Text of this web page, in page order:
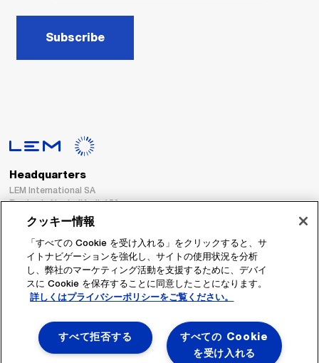
Subscribe
Headquarters
LEM International SA
Route du Nant-d’Avril, 152
1217 Meyrin
Switzerland
Tel. :
+41 22 706 11 11
Fax : +41 22 794 94 78
フォローする
クッキー情報
「すべての Cookie を受け入れる」をクリックすると、サ
イトナビゲーションを強化し、サイトの使用状況を分析
し、弊社のマーケティング活動を支援するために、デバイ
スに Cookie を保存することに同意したことになります。
詳しくはプライバシーポリシーをご覧ください。
すべての Cookie
を受け入れる
すべて拒否する